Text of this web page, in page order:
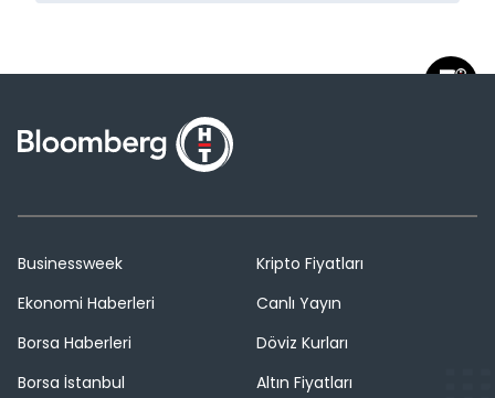
Businessweek
Ekonomi Haberleri
Borsa Haberleri
Borsa İstanbul
Kripto Fiyatları
Canlı Yayın
Döviz Kurları
Altın Fiyatları